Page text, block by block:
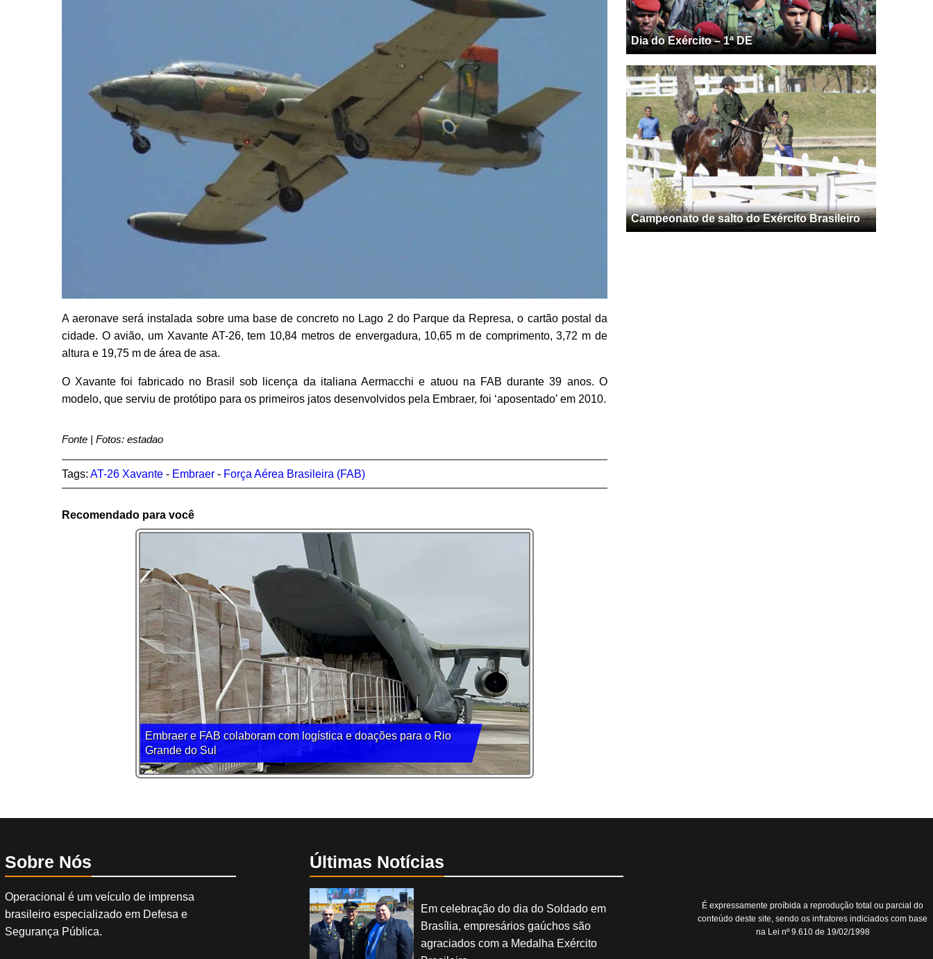
A aeronave será instalada sobre uma base de concreto no Lago 2 do Parque da Represa, o cartão postal da
cidade. O avião, um Xavante AT-26, tem 10,84 metros de envergadura, 10,65 m de comprimento, 3,72 m de
altura e 19,75 m de área de asa.
O Xavante foi fabricado no Brasil sob licença da italiana Aermacchi e atuou na FAB durante 39 anos. O
modelo, que serviu de protótipo para os primeiros jatos desenvolvidos pela Embraer, foi ‘aposentado’ em 2010.
Fonte | Fotos: estadao
Tags: AT-26 Xavante- Embraer- Força Aérea Brasileira (FAB)
Recomendado para você
Embraer e FAB colaboram com logística e doações para o Rio
Grande do Sul
Dia do Exército – 1ª DE
Campeonato de salto do Exército Brasileiro
Sobre Nós
Operacional é um veículo de imprensa
brasileiro especializado em Defesa e
Segurança Pública.
Últimas Notícias
Em celebração do dia do Soldado em
Brasília, empresários gaúchos são
agraciados com a Medalha Exército
É expressamente proíbida a reprodução total ou parcial do
conteúdo deste site, sendo os infratores indiciados com base
na Lei nº 9.610 de 19/02/1998